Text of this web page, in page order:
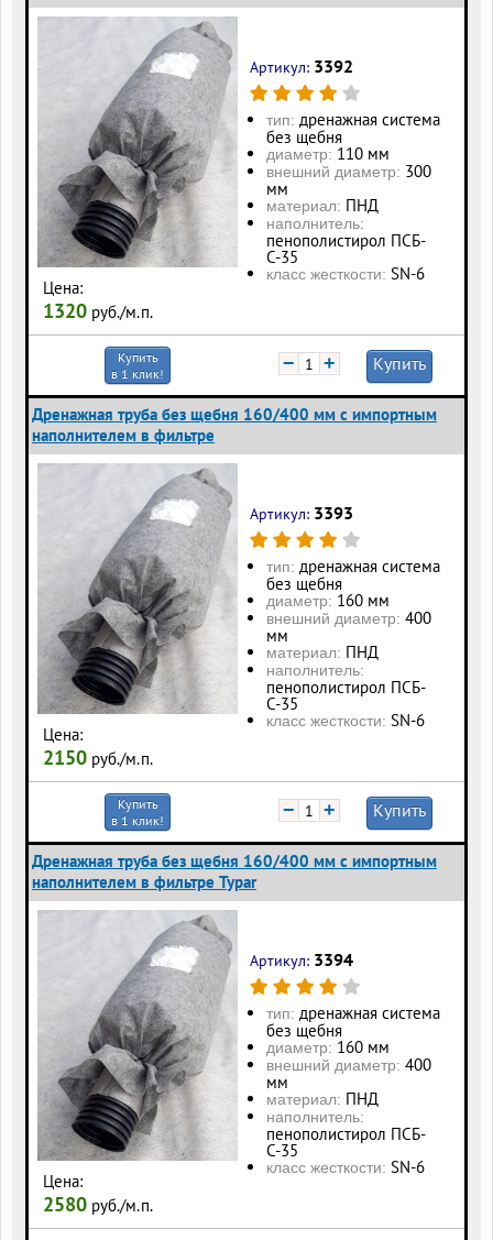
Цена:
1320 руб./м.п.
Артикул: 3392
тип: дренажная система
без щебня
диаметр: 110 мм
внешний диаметр: 300
мм
материал: ПНД
наполнитель:
пенополистирол ПСБ-
С-35
класс жесткости: SN-6
Купить
в 1 клик!
− + Купить
Дренажная труба без щебня 160/400 мм с импортным
наполнителем в фильтре
Цена:
2150 руб./м.п.
Артикул: 3393
тип: дренажная система
без щебня
диаметр: 160 мм
внешний диаметр: 400
мм
материал: ПНД
наполнитель:
пенополистирол ПСБ-
С-35
класс жесткости: SN-6
Купить
в 1 клик!
− + Купить
Дренажная труба без щебня 160/400 мм с импортным
наполнителем в фильтре Typar
Цена:
2580 руб./м.п.
Артикул: 3394
тип: дренажная система
без щебня
диаметр: 160 мм
внешний диаметр: 400
мм
материал: ПНД
наполнитель:
пенополистирол ПСБ-
С-35
класс жесткости: SN-6